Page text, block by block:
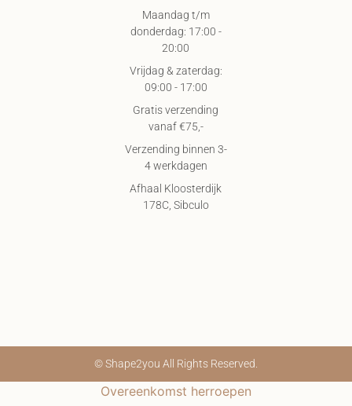
Maandag t/m
donderdag: 17:00 -
20:00
Vrijdag & zaterdag:
09:00 - 17:00
Gratis verzending
vanaf €75,-
Verzending binnen 3-
4 werkdagen
Afhaal Kloosterdijk
178C, Sibculo
© Shape2you All Rights Reserved.
Overeenkomst herroepen